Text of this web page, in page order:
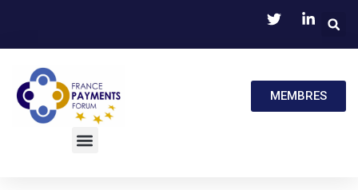
MEMBRES